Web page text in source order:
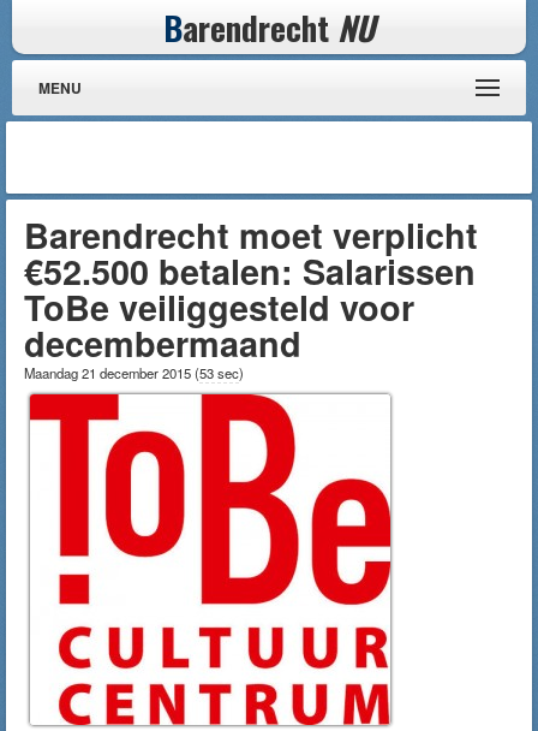
Barendrecht NU
MENU
Barendrecht moet verplicht
€52.500 betalen: Salarissen
ToBe veiliggesteld voor
decembermaand
Maandag 21 december 2015(53 sec)